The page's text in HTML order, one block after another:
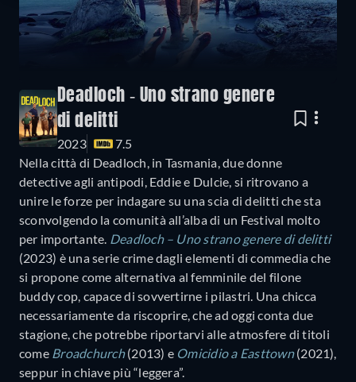
Deadloch - Uno strano genere
di delitti
2023
7.5
Nella città di Deadloch, in Tasmania, due donne
detective agli antipodi, Eddie e Dulcie, si ritrovano a
unire le forze per indagare su una scia di delitti che sta
sconvolgendo la comunità all’alba di un Festival molto
per importante. Deadloch – Uno strano genere di delitti
(2023) è una serie crime dagli elementi di commedia che
si propone come alternativa al femminile del filone
buddy cop, capace di sovvertirne i pilastri. Una chicca
necessariamente da riscoprire, che ad oggi conta due
stagione, che potrebbe riportarvi alle atmosfere di titoli
come Broadchurch(2013) e Omicidio a Easttown(2021),
seppur in chiave più “leggera”.